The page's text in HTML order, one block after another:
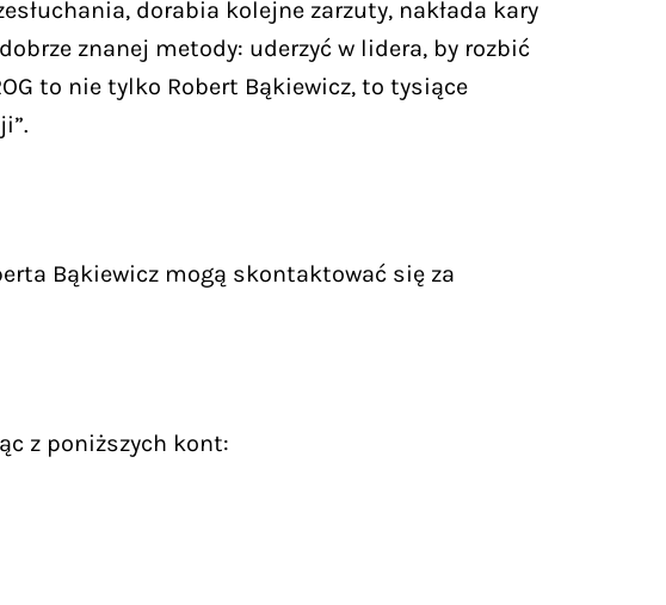
dorabia kolejne zarzuty, nakłada kary
znanej metody: uderzyć w lidera, by rozbić
to nie tylko Robert Bąkiewicz, to tysiące
Bąkiewicz mogą skontaktować się za
z poniższych kont: